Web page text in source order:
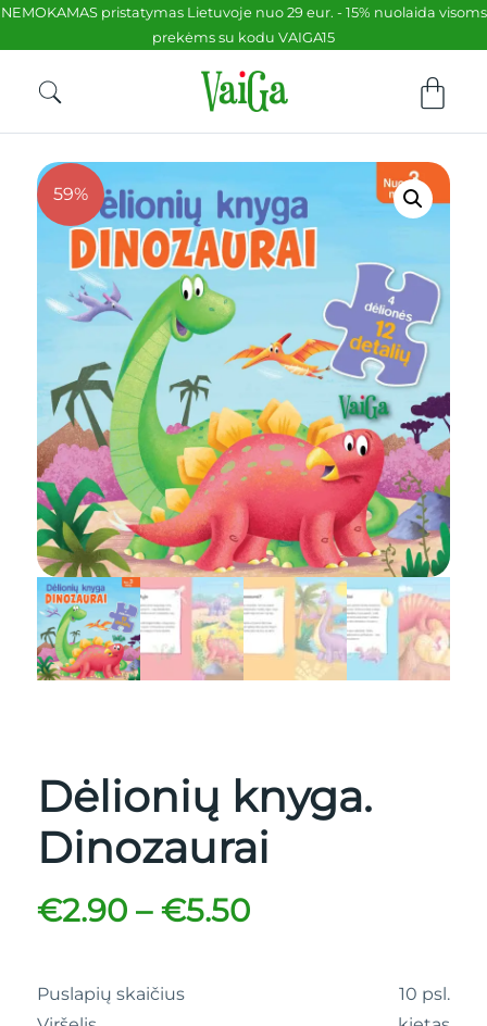
NEMOKAMAS pristatymas Lietuvoje nuo 29 eur. - 15% nuolaida visoms
prekėms su kodu VAIGA15
59%
Dėlionių knyga.
Dinozaurai
€2.90 – €5.50
Puslapių skaičius
10 psl.